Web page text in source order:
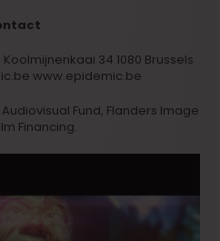
34 1080 Brussels
www.epidemic.be
Fund, Flanders Image
Financing.